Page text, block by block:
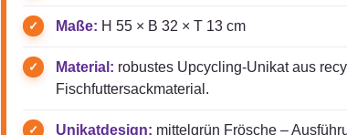
Maße: H 55 × B 32 × T 13 cm
Material: robustes Upcycling-Unikat aus
Fischfuttersackmaterial.
Unikatdesign: mittelgrün Frösche –